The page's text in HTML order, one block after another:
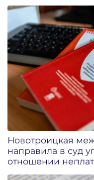
Новотроицкая
направила в суд
отношении